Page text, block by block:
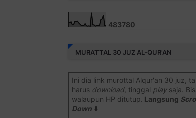
483780
MURATTAL 30 JUZ AL-QUR'AN
Ini dia link murottal Alqur'an 30 juz,
harus download, tinggal playsaja.
walaupun HP ditutup. Langsung
Down⬇️